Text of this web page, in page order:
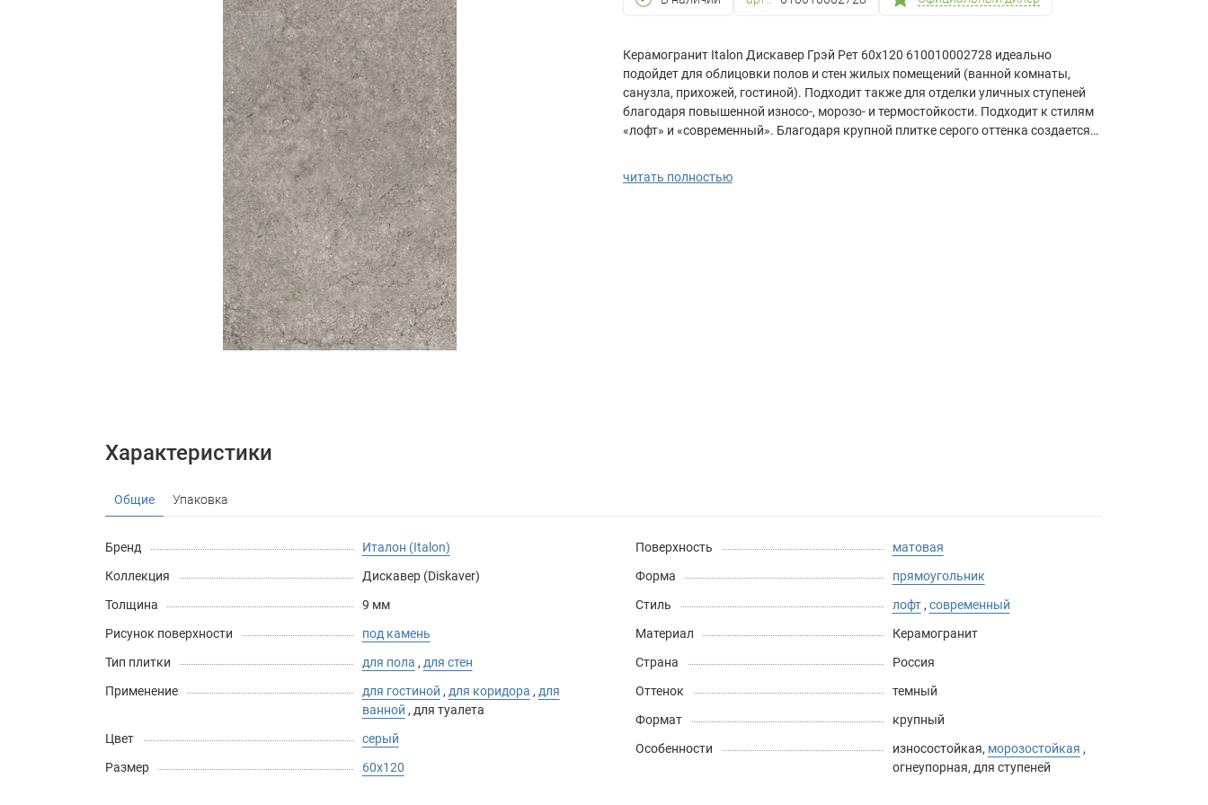
Керамогранит Italon Дискавер Грэй Рет 60х120 610010002728 идеально
подойдет для облицовки полов и стен жилых помещений (ванной комнаты,
санузла, прихожей, гостиной). Подходит также для отделки уличных ступеней
благодаря повышенной износо-, морозо- и термостойкости. Подходит к стилям
«лофт» и «современный». Благодаря крупной плитке серого оттенка создается
кв.м., что позволяет быстро завершить ремонтные работы.
читать полностью
Характеристики
Общие Упаковка
Бренд
Италон (Italon)
Коллекция
Дискавер (Diskaver)
Толщина
9 мм
Рисунок поверхности
под камень
Тип плитки
для пола , для стен
Применение
для гостиной , для коридора , для
ванной , для туалета
Цвет
серый
Размер
60х120
Поверхность
матовая
Форма
прямоугольник
Стиль
лофт , современный
Материал
Керамогранит
Страна
Россия
Оттенок
темный
Формат
крупный
Особенности
износостойкая, морозостойкая ,
огнеупорная, для ступеней